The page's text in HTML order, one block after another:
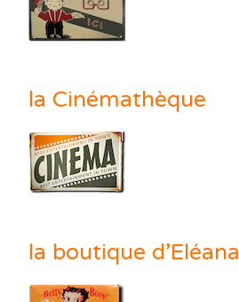
la Cinémathèque
la boutique d’Eléana